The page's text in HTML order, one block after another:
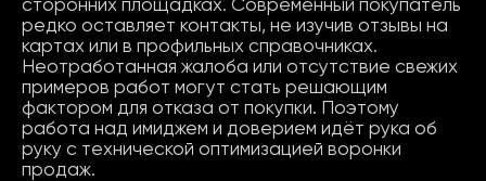
сторонних площадках. Современный покупатель
редко оставляет контакты, не изучив отзывы на
картах или в профильных справочниках.
Неотработанная жалоба или отсутствие свежих
примеров работ могут стать решающим
фактором для отказа от покупки. Поэтому
работа над имиджем и доверием идёт рука об
руку с технической оптимизацией воронки
продаж.